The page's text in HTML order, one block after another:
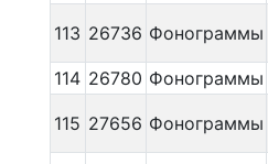
113 26736 Фонограммы
114 26780 Фонограммы
115 27656 Фонограммы